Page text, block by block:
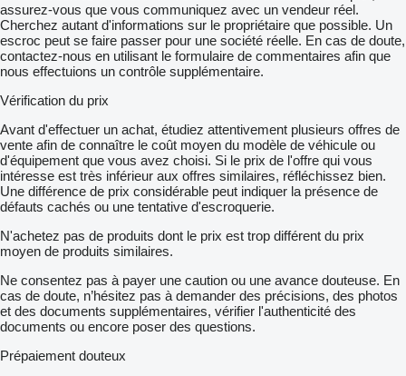
assurez-vous que vous communiquez avec un vendeur réel.
Cherchez autant d'informations sur le propriétaire que possible. Un
escroc peut se faire passer pour une société réelle. En cas de doute,
contactez-nous en utilisant le formulaire de commentaires afin que
nous effectuions un contrôle supplémentaire.
Vérification du prix
Avant d'effectuer un achat, étudiez attentivement plusieurs offres de
vente afin de connaître le coût moyen du modèle de véhicule ou
d'équipement que vous avez choisi. Si le prix de l'offre qui vous
intéresse est très inférieur aux offres similaires, réfléchissez bien.
Une différence de prix considérable peut indiquer la présence de
défauts cachés ou une tentative d'escroquerie.
N'achetez pas de produits dont le prix est trop différent du prix
moyen de produits similaires.
Ne consentez pas à payer une caution ou une avance douteuse. En
cas de doute, n’hésitez pas à demander des précisions, des photos
et des documents supplémentaires, vérifier l'authenticité des
documents ou encore poser des questions.
Prépaiement douteux